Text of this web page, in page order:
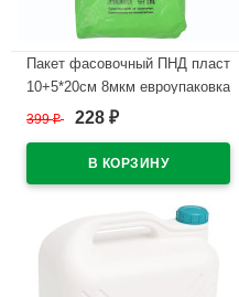
Пакет фасовочный ПНД пласт
10+5*20см 8мкм евроупаковка
В наличии
399₽ 228 ₽